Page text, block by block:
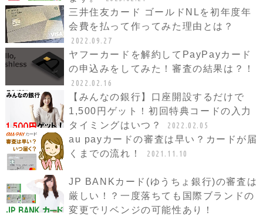
三井住友カード ゴールドNLを初年度年
会費を払って作ってみた理由とは？
2022.09.27
ヤフーカードを解約してPayPayカード
の申込みをしてみた！審査の結果は？！
2022.02.16
【みんなの銀行】口座開設するだけで
1,500円ゲット！初回特典コードの入力
タイミングはいつ？
2022.02.05
au payカードの審査は早い？カードが届
くまでの流れ！
2021.11.10
JP BANKカード(ゆうちょ銀行)の審査は
厳しい！？一度落ちても国際ブランドの
変更でリベンジの可能性あり！